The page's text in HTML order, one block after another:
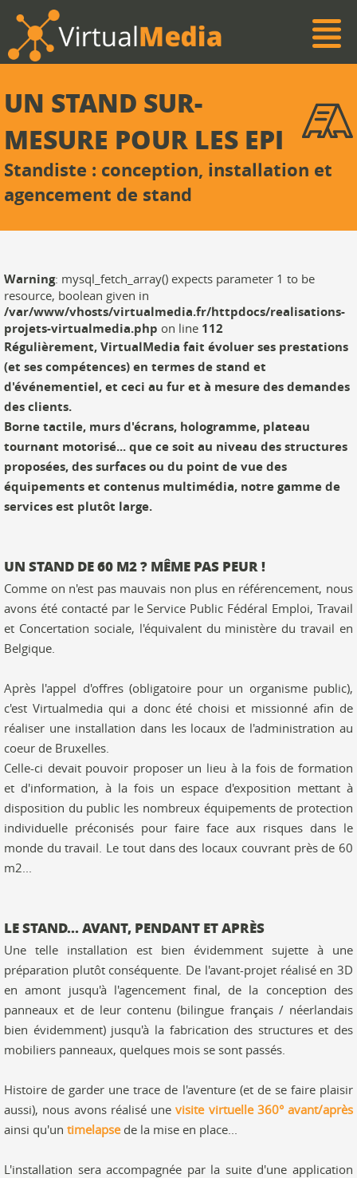
UN STAND SUR-
MESURE POUR LES EPI
Standiste : conception, installation et
agencement de stand
Warning: mysql_fetch_array() expects parameter 1 to be
resource, boolean given in
/var/www/vhosts/virtualmedia.fr/httpdocs/realisations-
projets-virtualmedia.php on line 112
Régulièrement, VirtualMedia fait évoluer ses prestations
(et ses compétences) en termes de stand et
d'événementiel, et ceci au fur et à mesure des demandes
des clients.
Borne tactile, murs d'écrans, hologramme, plateau
tournant motorisé... que ce soit au niveau des structures
proposées, des surfaces ou du point de vue des
équipements et contenus multimédia, notre gamme de
services est plutôt large.
UN STAND DE 60 M2 ? MÊME PAS PEUR !
Comme on n'est pas mauvais non plus en référencement, nous
avons été contacté par le Service Public Fédéral Emploi, Travail
et Concertation sociale, l'équivalent du ministère du travail en
Belgique.
Après l'appel d'offres (obligatoire pour un organisme public),
c'est Virtualmedia qui a donc été choisi et missionné afin de
réaliser une installation dans les locaux de l'administration au
coeur de Bruxelles.
Celle-ci devait pouvoir proposer un lieu à la fois de formation
et d'information, à la fois un espace d'exposition mettant à
disposition du public les nombreux équipements de protection
individuelle préconisés pour faire face aux risques dans le
monde du travail. Le tout dans des locaux couvrant près de 60
m2...
LE STAND... AVANT, PENDANT ET APRÈS
Une telle installation est bien évidemment sujette à une
préparation plutôt conséquente. De l'avant-projet réalisé en 3D
en amont jusqu'à l'agencement final, de la conception des
panneaux et de leur contenu (bilingue français / néerlandais
bien évidemment) jusqu'à la fabrication des structures et des
mobiliers panneaux, quelques mois se sont passés.
Histoire de garder une trace de l'aventure (et de se faire plaisir
aussi), nous avons réalisé unevisite virtuelle 360° avant/après
ainsi qu'un timelapsede la mise en place...
L'installation sera accompagnée par la suite d'une application